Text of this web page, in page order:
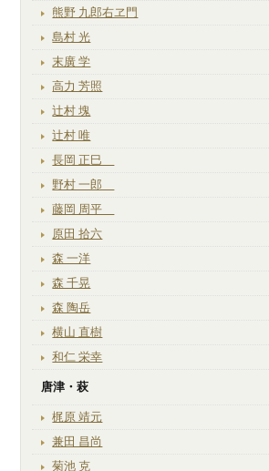
熊野 九郎右ヱ門
島村 光
末廣 学
高力 芳照
辻村 塊
辻村 唯
長岡 正巳
野村 一郎
藤岡 周平
原田 拾六
森 一洋
森 千晃
森 陶岳
横山 直樹
和仁 栄幸
唐津・萩
梶原 靖元
兼田 昌尚
菊池 克